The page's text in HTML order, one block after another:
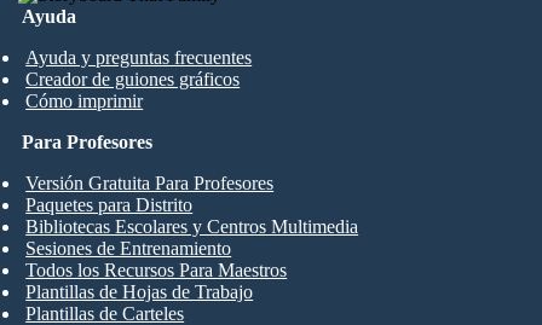
Ayuda
Ayuda y preguntas frecuentes
Creador de guiones gráficos
Cómo imprimir
Para Profesores
Versión Gratuita Para Profesores
Paquetes para Distrito
Bibliotecas Escolares y Centros Multimedia
Sesiones de Entrenamiento
Todos los Recursos Para Maestros
Plantillas de Hojas de Trabajo
Plantillas de Carteles